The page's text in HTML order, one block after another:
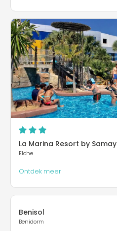
La Marina Resort by Samay
Elche
Ontdek meer
Benisol
Benidorm